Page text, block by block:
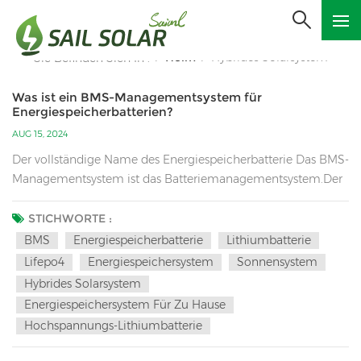
Sie Befinden Sich In : Heim Hybrides Solarsystem
Was ist ein BMS-Managementsystem für
Energiespeicherbatterien?
AUG 15, 2024
Der vollständige Name des Energiespeicherbatterie Das BMS-
Managementsystem ist das Batteriemanagementsystem.Der
Energiespeicherbatterie Das BMS-Managementsystem ist
eines der Kernsubsysteme des
Batterieenergiespeichersystems und für die Überwachung
des Betriebsstatus jeder Batterie in der
Batterieenergiespeichereinheit verantwortlich, um den
sicheren und zuverlässigen Betrieb der
Energiespeichereinheit sicherzustellen.Die BMS-
Batteriemanagementsystemeinheit umfasst ein BMS-
STICHWORTE :
BMS
Energiespeicherbatterie
Lithiumbatterie
Lifepo4
Energiespeichersystem
Sonnensystem
Hybrides Solarsystem
Energiespeichersystem Für Zu Hause
Hochspannungs-Lithiumbatterie